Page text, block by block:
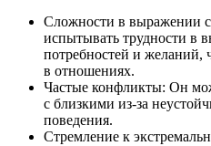
Сложности в выражении
испытывать трудности в
потребностей и желаний,
в отношениях.
Частые конфликты: Он
с близкими из-за
поведения.
Стремление к